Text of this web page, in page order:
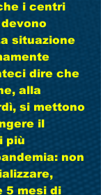
i centri
situazione
dire che
alla
si mettono
il
più
non
5 mesi di